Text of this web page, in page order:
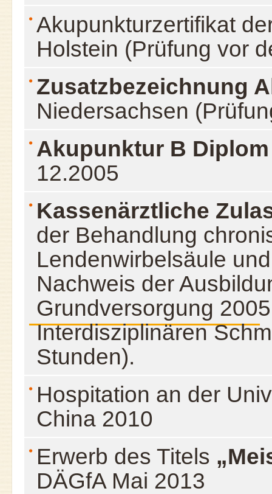
Akupunkturzertifikat
Holstein (Prüfung vor
Zusatzbezeichnung
Niedersachsen
Akupunktur B Diplom
12.2005
Kassenärztliche
der Behandlung
Lendenwirbelsäule
Nachweis der
Grundversorgung
Interdisziplinären
Stunden).
Hospitation an der
China 2010
Erwerb des Titels
DÄGfA Mai 2013